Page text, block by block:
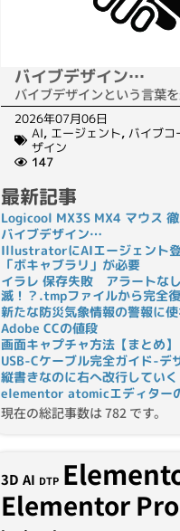
バイブデザイン…
バイブデザインという言葉
2026年07月06日
AI, エージェント, バイブコ
ザイン
147
最新記事
Logicool MX3S MX4 マウス
バイブデザイン…
IllustratorにAIエージェント
「ボキャブラリ」が必要
イラレ 保存失敗 アラートな
滅！？.tmpファイルから完全
新たな防災気象情報の警報に
Adobe CCの値段
画面キャプチャ方法【まとめ】
USB-Cケーブル完全ガイド-デ
縦書きなのに右へ改行していく
elementor atomicエディター
現在の総記事数は 782 です。
3D AI DTP
Elementor Pro